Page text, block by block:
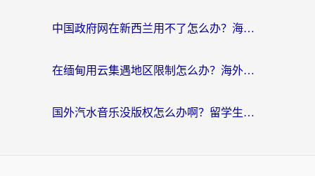
中国政府网在新西兰用不了怎么办？海外华人追剧看新闻的实用指南
在缅甸用云集遇地区限制怎么办？海外党亲测有效解决方案来了！
国外汽水音乐没版权怎么办啊？留学生亲测有效的回国加速攻略